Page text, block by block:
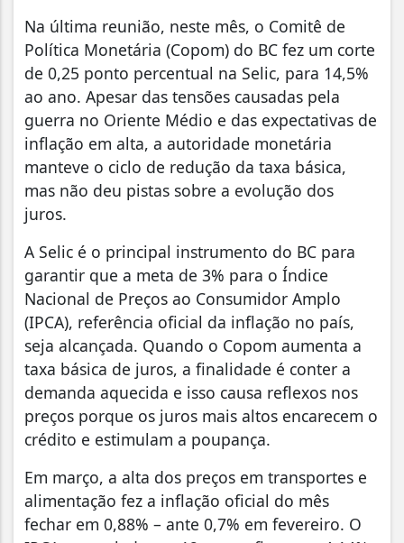
Na última reunião, neste mês, o Comitê de
Política Monetária (Copom) do BC fez um corte
de 0,25 ponto percentual na Selic, para 14,5%
ao ano. Apesar das tensões causadas pela
guerra no Oriente Médio e das expectativas de
inflação em alta, a autoridade monetária
manteve o ciclo de redução da taxa básica,
mas não deu pistas sobre a evolução dos
juros.
A Selic é o principal instrumento do BC para
garantir que a meta de 3% para o Índice
Nacional de Preços ao Consumidor Amplo
(IPCA), referência oficial da inflação no país,
seja alcançada. Quando o Copom aumenta a
taxa básica de juros, a finalidade é conter a
demanda aquecida e isso causa reflexos nos
preços porque os juros mais altos encarecem o
crédito e estimulam a poupança.
Em março, a alta dos preços em transportes e
alimentação fez a inflação oficial do mês
fechar em 0,88% – ante 0,7% em fevereiro. O